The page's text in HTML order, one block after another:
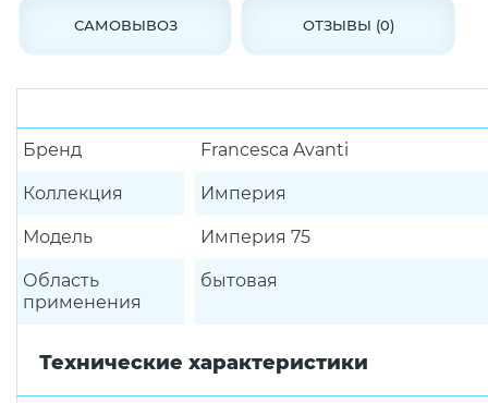
САМОВЫВОЗ ОТЗЫВЫ (0)
Бренд Francesca Avanti
Коллекция Империя
Модель Империя 75
Область
применения
бытовая
Технические характеристики